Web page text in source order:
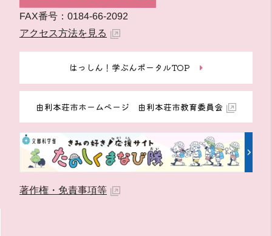
FAX番号：0184-66-2092
アクセス方法を見る
はっしん！学ぶんポータルTOP
由利本荘市ホームページ 由利本荘市教育委員会
著作権・免責事項等